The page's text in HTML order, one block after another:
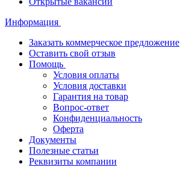
Информация
Заказать коммерческое предложение
Оставить свой отзыв
Помощь
Условия оплаты
Условия доставки
Гарантия на товар
Вопрос-ответ
Конфиденциальность
Оферта
Документы
Полезные статьи
Реквизиты компании